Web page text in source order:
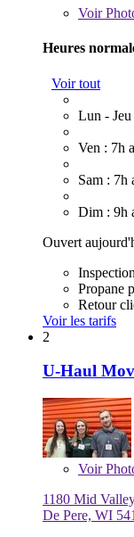
Voir
Heures
Voir tout
Lun -
Ven : 7h
Sam : 7h
Dim : 9h
Ouvert
Propane
Retour
Voir les tarifs
2
U-Haul
Voir
1180 Mid
De Pere, WI